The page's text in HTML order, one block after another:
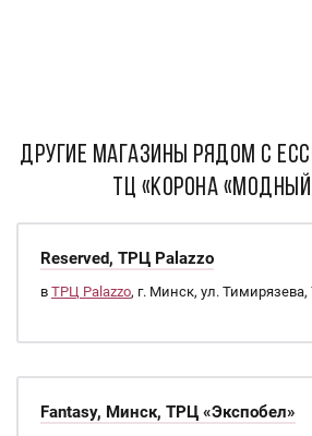
ДРУГИЕ МАГАЗИНЫ РЯДОМ С
ТЦ «Корона
Reserved, ТРЦ Palazzo
в ТРЦ Palazzo, г. Минск, ул. Тимирязева,
Fantasy, Минск, ТРЦ «Экспобел»